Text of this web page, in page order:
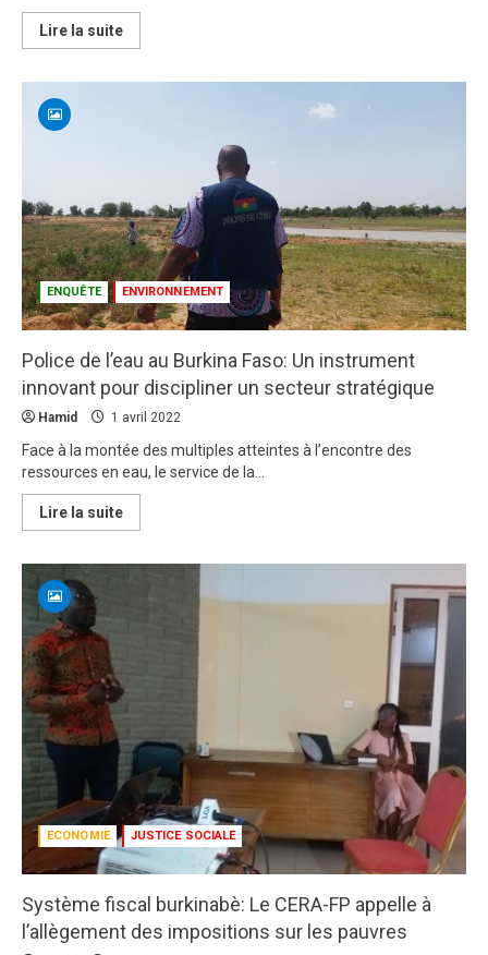
Lire la suiteEn
savoir
biodigesteur
comme
une
alternative
salutaire
ENQUÊTE ENVIRONNEMENT
Police de l’eau au Burkina Faso: Un instrument
innovant pour discipliner un secteur stratégique
Hamid 1 avril 2022
Face à la montée des multiples atteintes à l’encontre des
ressources en eau, le service de la...
Lire la suiteEn
savoir
innovant
un
secteur
stratégique
ECONOMIE JUSTICE SOCIALE
Système fiscal burkinabè: Le CERA-FP appelle à
l’allègement des impositions sur les pauvres